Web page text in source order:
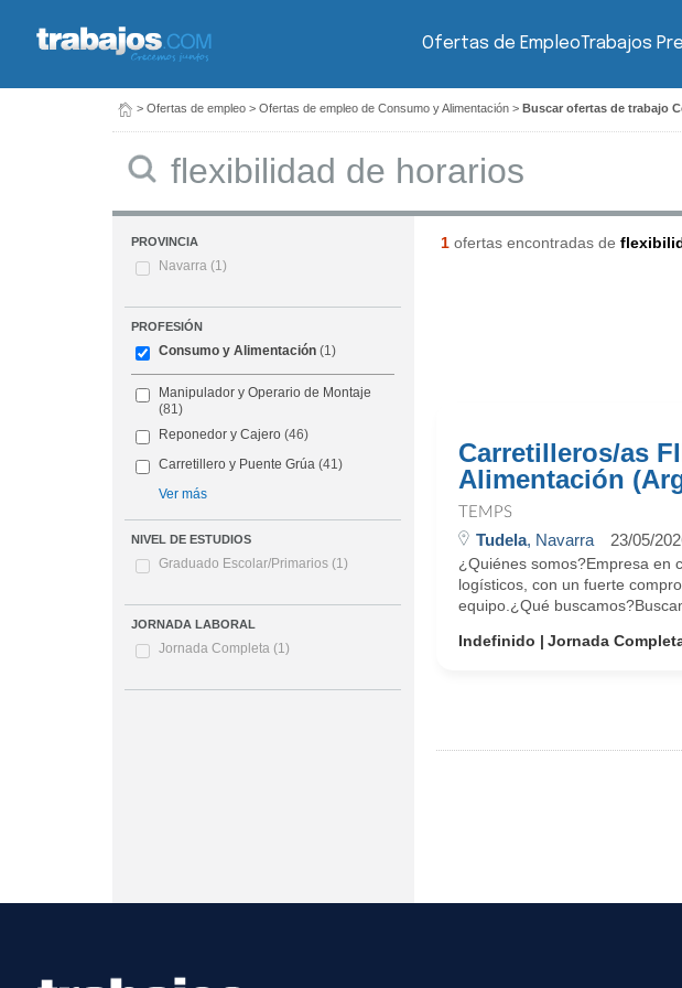
Ofertas de EmpleoTrabajos
> Ofertas de empleo > Ofertas de empleo de Consumo y Alimentación > Buscar ofertas de trabajo
PROVINCIA
Navarra (1)
PROFESIÓN
Consumo y Alimentación (1)
Manipulador y Operario de Montaje
(81)
Reponedor y Cajero (46)
Carretillero y Puente Grúa (41)
Ver más
NIVEL DE ESTUDIOS
Graduado Escolar/Primarios (1)
JORNADA LABORAL
Jornada Completa (1)
1ofertas encontradas de
Carretilleros/as
Alimentación
TEMPS
Tudela, Navarra 23/05/
¿Quiénes somos?Empresa en
logísticos, con un fuerte
equipo.¿Qué
Indefinido
Jornada